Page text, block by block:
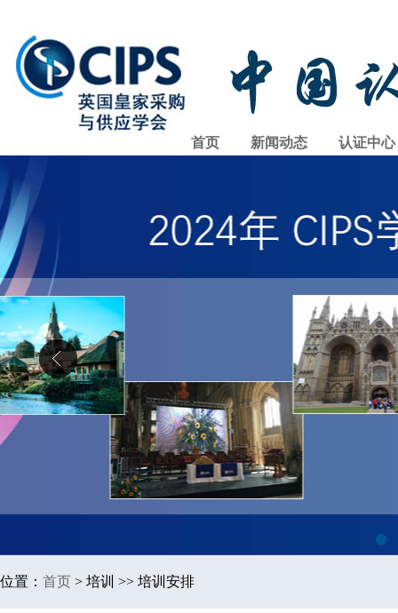
首页 新闻动态 认证中心
1
位置： 首页 > 培训 >> 培训安排